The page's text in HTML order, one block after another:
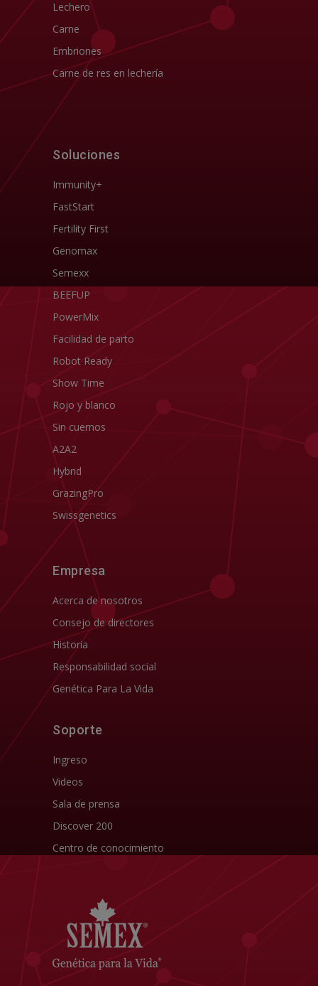
Lechero
Carne
Embriones
Carne de res en lechería
Soluciones
Immunity+
FastStart
Fertility First
Genomax
Semexx
BEEFUP
PowerMix
Facilidad de parto
Robot Ready
Show Time
Rojo y blanco
Sin cuernos
A2A2
Hybrid
GrazingPro
Swissgenetics
Empresa
Acerca de nosotros
Consejo de directores
Historia
Responsabilidad social
Genética Para La Vida
Soporte
Ingreso
Videos
Sala de prensa
Discover 200
Centro de conocimiento